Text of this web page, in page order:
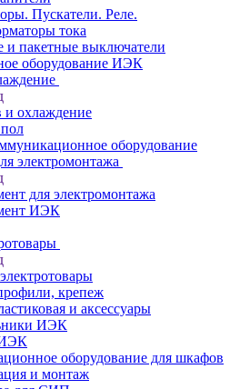
Пускатели. Реле.
тока
и пакетные выключатели
оборудование ИЭК
и охлаждение
оборудование
электромонтажа
для электромонтажа
ИЭК
крепеж
и аксессуары
ИЭК
оборудование для шкафов
и монтаж